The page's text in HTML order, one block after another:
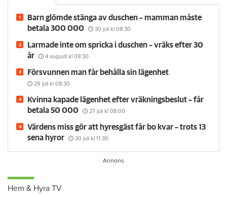
Barn glömde stänga av duschen – mamman måste
betala 300 000
30 juli kl 08:30
Larmade inte om spricka i duschen – vräks efter 30
år
4 augusti kl 08:30
Försvunnen man får behålla sin lägenhet
29 juli kl 08:30
Kvinna kapade lägenhet efter vräkningsbeslut – får
betala 50 000
27 juli kl 08:00
Värdens miss gör att hyresgäst får bo kvar – trots 13
sena hyror
30 juli kl 11:30
Hem & Hyra TV